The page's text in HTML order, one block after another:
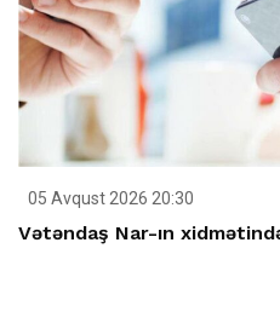
05 Avqust 2026 20:30
Vətəndaş Nar-ın